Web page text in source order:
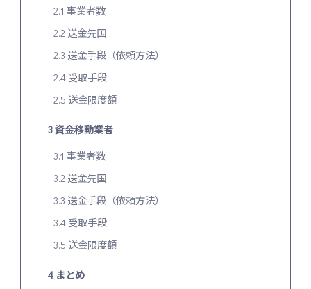
2.1 事業者数
2.2 送金先国
2.3 送金手段（依頼方法）
2.4 受取手段
2.5 送金限度額
3資金移動業者
3.1 事業者数
3.2 送金先国
3.3 送金手段（依頼方法）
3.4 受取手段
3.5 送金限度額
4 まとめ